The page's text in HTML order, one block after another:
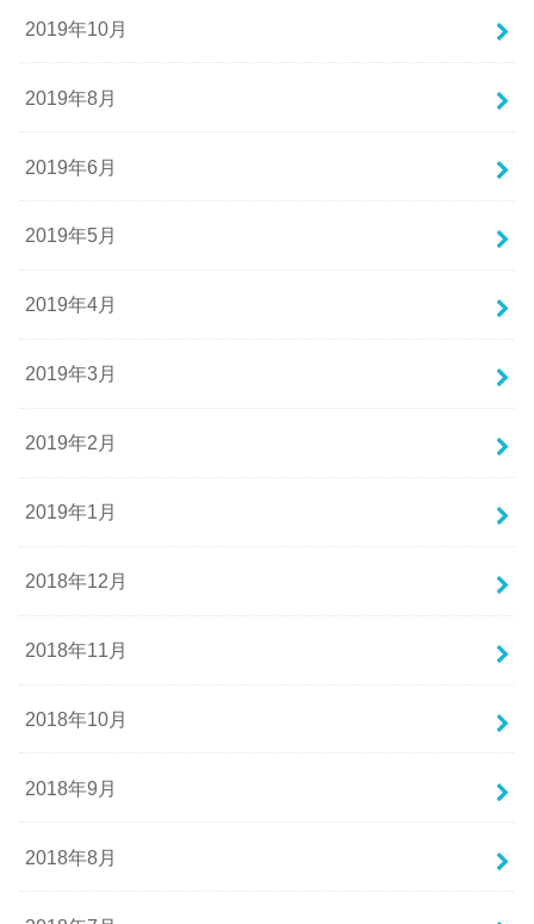
2019年10月
2019年8月
2019年6月
2019年5月
2019年4月
2019年3月
2019年2月
2019年1月
2018年12月
2018年11月
2018年10月
2018年9月
2018年8月